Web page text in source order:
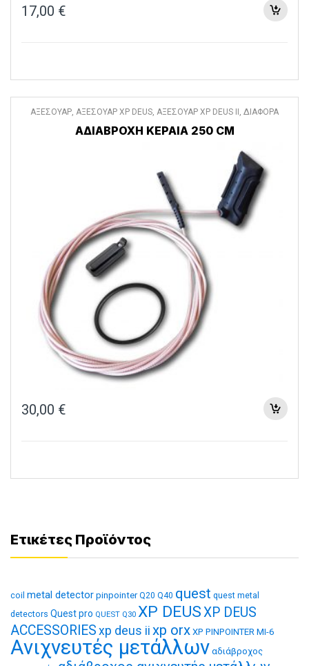
17,00 €
ΑΞΕΣΟΥΑΡ, ΑΞΕΣΟΥΑΡ XP DEUS, ΑΞΕΣΟΥΑΡ XP DEUS II , ΔΙΑΦΟΡΑ
ΑΔΙΑΒΡΟΧΗ ΚΕΡΑΙΑ 250 CM
30,00 €
Ετικέτες Προϊόντος
coil metal detector pinpointer Q20 Q40 quest quest metal
detectors Quest pro QUEST Q30 XP DEUSXP DEUS
ACCESSORIES xp deus ii xp orx XP PINPOINTER MI-6
Ανιχνευτές μετάλλων αδιάβροχος